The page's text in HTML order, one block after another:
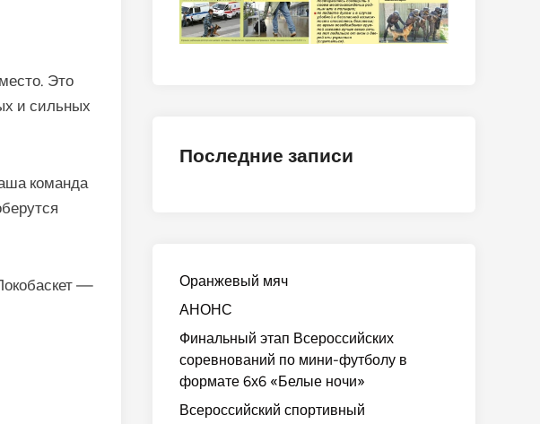
Это
и сильных
команда
—
Последние записи
Оранжевый мяч
АНОНС
Финальный этап Всероссийских
соревнований по мини-футболу в
формате 6х6 «Белые ночи»
Всероссийский спортивный